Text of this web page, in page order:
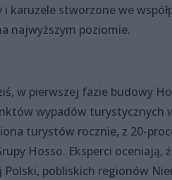
stworzone we
najwyższym poziomie.
w pierwszej fazie budowy
wypadów turystycznych
turystów rocznie, z 20-
Hosso. Eksperci oceniają,
Polski, pobliskich regionów